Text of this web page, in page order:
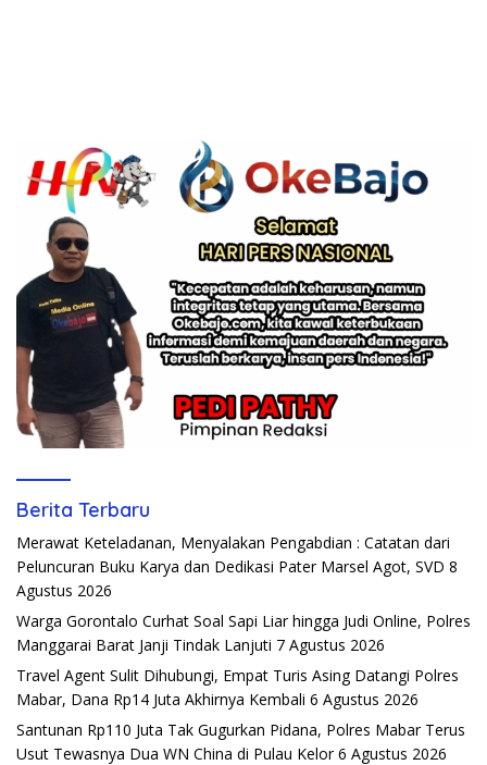
Berita Terbaru
Merawat Keteladanan, Menyalakan Pengabdian : Catatan dari
Peluncuran Buku Karya dan Dedikasi Pater Marsel Agot, SVD 8
Agustus 2026
Warga Gorontalo Curhat Soal Sapi Liar hingga Judi Online, Polres
Manggarai Barat Janji Tindak Lanjuti 7 Agustus 2026
Travel Agent Sulit Dihubungi, Empat Turis Asing Datangi Polres
Mabar, Dana Rp14 Juta Akhirnya Kembali 6 Agustus 2026
Santunan Rp110 Juta Tak Gugurkan Pidana, Polres Mabar Terus
Usut Tewasnya Dua WN China di Pulau Kelor 6 Agustus 2026